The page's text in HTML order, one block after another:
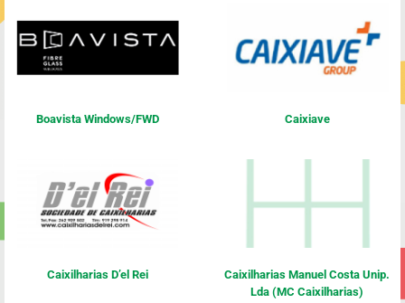
Boavista Windows/FWD Caixiave
Caixilharias D’el Rei
Caixilharias Manuel Costa Unip.
Lda (MC Caixilharias)